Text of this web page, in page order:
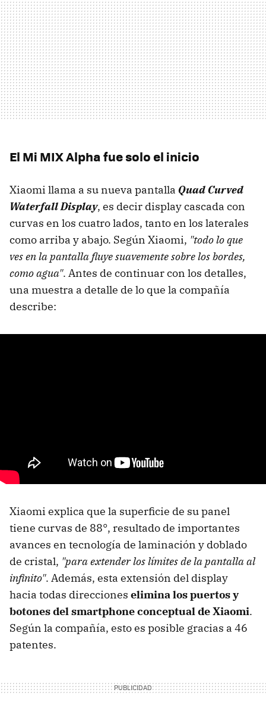
El Mi MIX Alpha fue solo el inicio
Xiaomi llama a su nueva pantalla Quad Curved
Waterfall Display, es decir display cascada con
curvas en los cuatro lados, tanto en los laterales
como arriba y abajo. Según Xiaomi, "todo lo que
ves en la pantalla fluye suavemente sobre los bordes,
como agua". Antes de continuar con los detalles,
una muestra a detalle de lo que la compañía
describe:
Xiaomi explica que la superficie de su panel
tiene curvas de 88°, resultado de importantes
avances en tecnología de laminación y doblado
de cristal, "para extender los límites de la pantalla al
infinito". Además, esta extensión del display
hacia todas direcciones elimina los puertos y
botones del smartphone conceptual de Xiaomi.
Según la compañía, esto es posible gracias a 46
patentes.